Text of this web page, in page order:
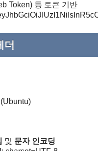
Token) 등 토큰 기반
더
및 문자 인코딩